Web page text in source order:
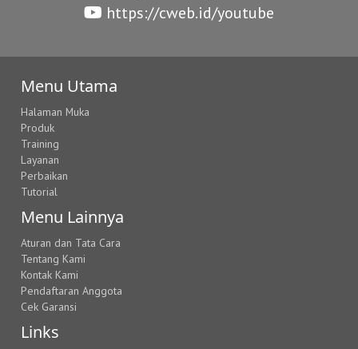
https://cweb.id/youtube
Menu Utama
Halaman Muka
Produk
Training
Layanan
Perbaikan
Tutorial
Menu Lainnya
Aturan dan Tata Cara
Tentang Kami
Kontak Kami
Pendaftaran Anggota
Cek Garansi
Links